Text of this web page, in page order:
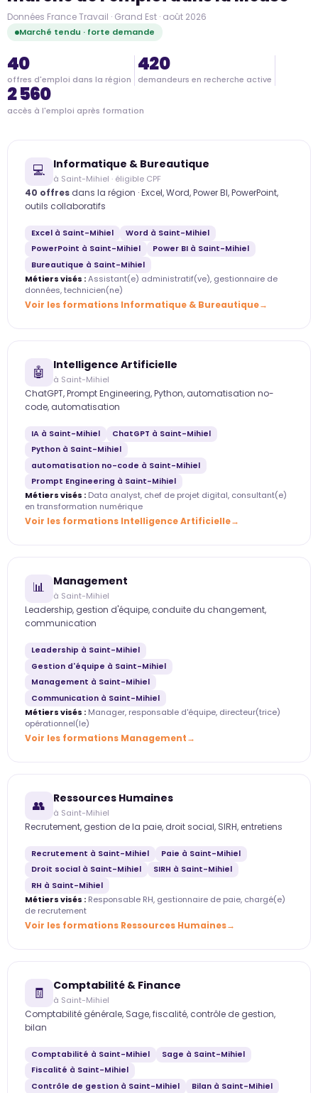
Données France Travail · Grand Est · août 2026
Marché tendu · forte demande
40
offres d'emploi dans la région
420
demandeurs en recherche active
2 560
accès à l'emploi après formation
💻 Informatique & Bureautique
à Saint-Mihiel · éligible CPF
40 offres dans la région · Excel, Word, Power BI, PowerPoint,
outils collaboratifs
Excel à Saint-Mihiel
Word à Saint-Mihiel
PowerPoint à Saint-Mihiel
Power BI à Saint-Mihiel
Bureautique à Saint-Mihiel
Métiers visés :Assistant(e) administratif(ve), gestionnaire de
données, technicien(ne)
Voir les formations Informatique & Bureautique
🤖 Intelligence Artificielle
à Saint-Mihiel
ChatGPT, Prompt Engineering, Python, automatisation no-
code, automatisation
IA à Saint-Mihiel
ChatGPT à Saint-Mihiel
Python à Saint-Mihiel
automatisation no-code à Saint-Mihiel
Prompt Engineering à Saint-Mihiel
Métiers visés : Data analyst, chef de projet digital, consultant(e)
en transformation numérique
Voir les formations Intelligence Artificielle
📊 Management
à Saint-Mihiel
Leadership, gestion d'équipe, conduite du changement,
communication
Leadership à Saint-Mihiel
Gestion d'équipe à Saint-Mihiel
Management à Saint-Mihiel
Communication à Saint-Mihiel
Métiers visés : Manager, responsable d'équipe, directeur(trice)
opérationnel(le)
Voir les formations Management
👥 Ressources Humaines
à Saint-Mihiel
Recrutement, gestion de la paie, droit social, SIRH, entretiens
Recrutement à Saint-Mihiel
Paie à Saint-Mihiel
Droit social à Saint-Mihiel
SIRH à Saint-Mihiel
RH à Saint-Mihiel
Métiers visés : Responsable RH, gestionnaire de paie, chargé(e)
de recrutement
Voir les formations Ressources Humaines
🧾 Comptabilité & Finance
à Saint-Mihiel
Comptabilité générale, Sage, fiscalité, contrôle de gestion,
bilan
Comptabilité à Saint-Mihiel
Sage à Saint-Mihiel
Fiscalité à Saint-Mihiel
Contrôle de gestion à Saint-Mihiel
Bilan à Saint-Mihiel